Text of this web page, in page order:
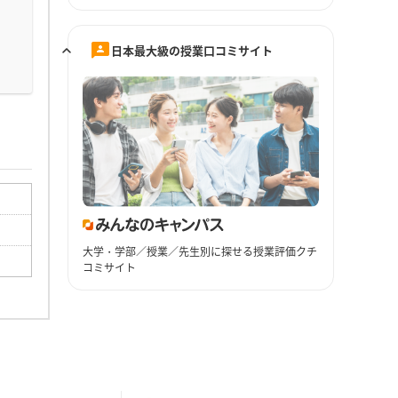
日本最大級の授業口コミサイト
大学・学部／授業／先生別に探せる授業評価クチ
コミサイト